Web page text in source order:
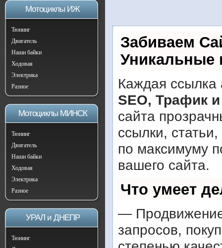
Мотоциклы ИЖ
Тюнинг
Двигатель
Наши байки
Ходовая
Электрика
Разное
Мотоциклы МИНСК
Тюнинг
Двигатель
Наши байки
Ходовая
Электрика
Разное
УРАЛ и ДНЕПР
Тюнинг
Забиваем
Уникальные
Каждая ссылка
SEO, Трафик и
сайта
ссылки,
по максимуму
вашего сайта.
Что умеет
— Продвижение
запросов,